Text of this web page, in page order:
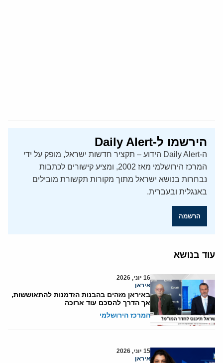
הירשמו ל-Daily Alert
ה-Daily Alert הידוע – תקציר חדשות ישראל, מופק על ידי
המרכז הירושלמי מאז 2002, ומציע קישורים לכתבות
נבחרות בנושא ישראל מתוך מקורות תקשורת מובילים
באנגלית ובעברית.
הרשמה
עוד בנושא
16 יוני, 2026
איראן
באיראן מזהים בהבנות הזדמנות להתאוששות,
אך הדרך להסכם עוד ארוכה
המרכז הירושלמי
15 יוני, 2026
איראן